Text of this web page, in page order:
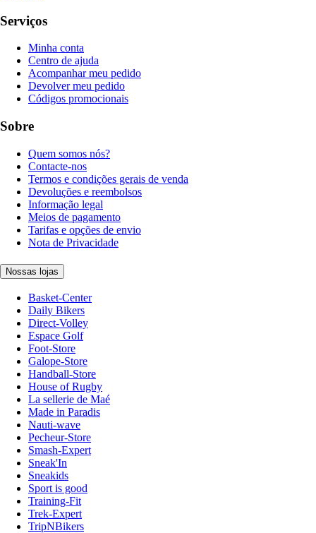
Serviços
Minha conta
Centro de ajuda
Acompanhar meu pedido
Devolver meu pedido
Códigos promocionais
Sobre
Quem somos nós?
Contacte-nos
Termos e condições gerais de venda
Devoluções e reembolsos
Informação legal
Meios de pagamento
Tarifas e opções de envio
Nota de Privacidade
Nossas lojas
Basket-Center
Daily Bikers
Direct-Volley
Espace Golf
Foot-Store
Galope-Store
Handball-Store
House of Rugby
La sellerie de Maé
Made in Paradis
Nauti-wave
Pecheur-Store
Smash-Expert
Sneak'In
Sneakids
Sport is good
Training-Fit
Trek-Expert
TripNBikers